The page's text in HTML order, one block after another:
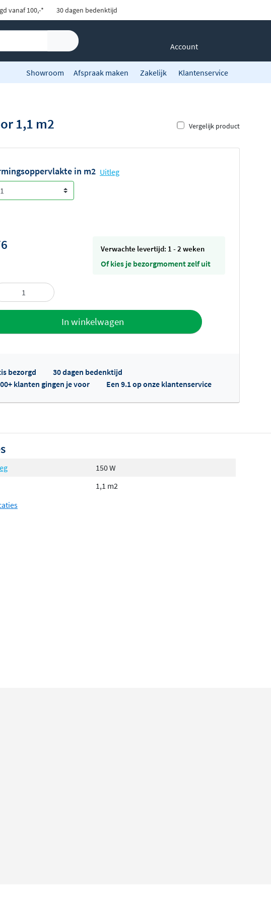
vanaf 100,-* 30 dagen bedenktijd
Account
Showroom Afspraak maken Zakelijk Klantenservice
1,1 m2 Vergelijk product
in m2 Uitleg
Verwachte levertijd: 1 - 2 weken
Of kies je bezorgmoment zelf uit
In winkelwagen
aan offerte
bezorgd
30 dagen bedenktijd
klanten gingen je voor
Een 9.1 op onze klantenservice
150 W
1,1 m2